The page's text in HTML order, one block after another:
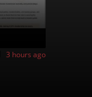
3 hours ago